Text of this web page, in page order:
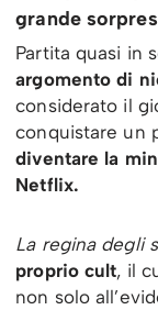
grande
Partita quasi in
argomento di
considerato il
conquistare un
diventare la
Netflix.
La regina degli
proprio cult, il
non solo